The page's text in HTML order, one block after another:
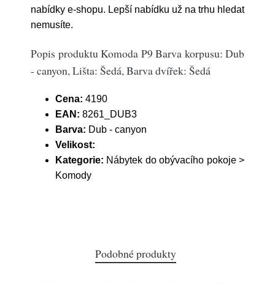
nabídky e-shopu. Lepší nabídku už na trhu hledat
nemusíte.
Popis produktu Komoda P9 Barva korpusu: Dub
- canyon, Lišta: Šedá, Barva dvířek: Šedá
Cena: 4190
EAN: 8261_DUB3
Barva: Dub - canyon
Velikost:
Kategorie: Nábytek do obývacího pokoje >
Komody
Podobné produkty